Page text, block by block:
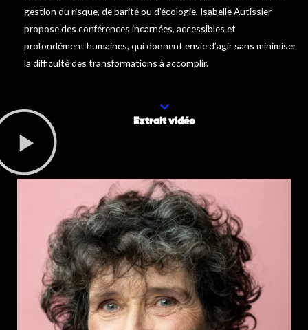
gestion du risque, de parité ou d’écologie, Isabelle Autissier
propose des conférences incarnées, accessibles et
profondément humaines, qui donnent envie d’agir sans minimiser
la difficulté des transformations à accomplir.
Extrait vidéo